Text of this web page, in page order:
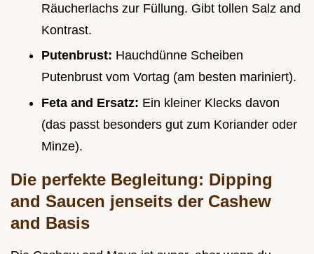
Räucherlachs zur Füllung. Gibt tollen Salz and
Kontrast.
Putenbrust: Hauchdünne Scheiben
Putenbrust vom Vortag (am besten mariniert).
Feta and Ersatz: Ein kleiner Klecks davon
(das passt besonders gut zum Koriander oder
Minze).
Die perfekte Begleitung: Dipping
and Saucen jenseits der Cashew
and Basis